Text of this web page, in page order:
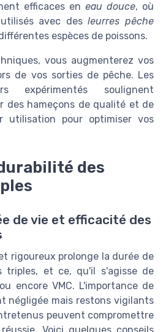
efficaces en eau douce, où
avec desleurres pêche
espèces de poissons.
vous augmenterez vos
de vos sorties de pêche. Les
expérimentés soulignent
des hameçons de qualité et de
utilisation pour optimiser vos
des
de vie et efficacité des
rigoureux prolonge la durée de
triples, et ce, qu'il s'agisse de
encore VMC. L'importance de
négligée mais restons vigilants
peuvent compromettre